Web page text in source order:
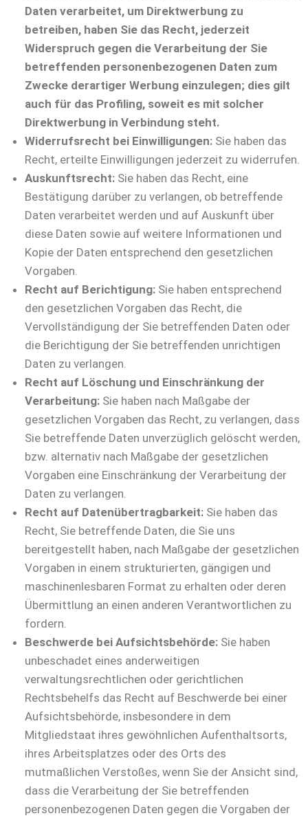
Daten verarbeitet, um Direktwerbung zu
betreiben, haben Sie das Recht, jederzeit
Widerspruch gegen die Verarbeitung der Sie
betreffenden personenbezogenen Daten zum
Zwecke derartiger Werbung einzulegen; dies gilt
auch für das Profiling, soweit es mit solcher
Direktwerbung in Verbindung steht.
Widerrufsrecht bei Einwilligungen:Sie haben das
Recht, erteilte Einwilligungen jederzeit zu widerrufen.
Auskunftsrecht:Sie haben das Recht, eine
Bestätigung darüber zu verlangen, ob betreffende
Daten verarbeitet werden und auf Auskunft über
diese Daten sowie auf weitere Informationen und
Kopie der Daten entsprechend den gesetzlichen
Vorgaben.
Recht auf Berichtigung:Sie haben entsprechend
den gesetzlichen Vorgaben das Recht, die
Vervollständigung der Sie betreffenden Daten oder
die Berichtigung der Sie betreffenden unrichtigen
Daten zu verlangen.
Recht auf Löschung und Einschränkung der
Verarbeitung:Sie haben nach Maßgabe der
gesetzlichen Vorgaben das Recht, zu verlangen, dass
Sie betreffende Daten unverzüglich gelöscht werden,
bzw. alternativ nach Maßgabe der gesetzlichen
Vorgaben eine Einschränkung der Verarbeitung der
Daten zu verlangen.
Recht auf Datenübertragbarkeit:Sie haben das
Recht, Sie betreffende Daten, die Sie uns
bereitgestellt haben, nach Maßgabe der gesetzlichen
Vorgaben in einem strukturierten, gängigen und
maschinenlesbaren Format zu erhalten oder deren
Übermittlung an einen anderen Verantwortlichen zu
fordern.
Beschwerde bei Aufsichtsbehörde:Sie haben
unbeschadet eines anderweitigen
verwaltungsrechtlichen oder gerichtlichen
Rechtsbehelfs das Recht auf Beschwerde bei einer
Aufsichtsbehörde, insbesondere in dem
Mitgliedstaat ihres gewöhnlichen Aufenthaltsorts,
ihres Arbeitsplatzes oder des Orts des
mutmaßlichen Verstoßes, wenn Sie der Ansicht sind,
dass die Verarbeitung der Sie betreffenden
personenbezogenen Daten gegen die Vorgaben der